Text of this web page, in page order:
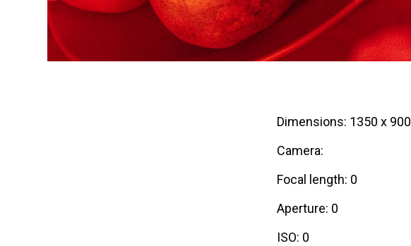
Dimensions: 1350 x 900
Camera:
Focal length: 0
Aperture: 0
ISO: 0